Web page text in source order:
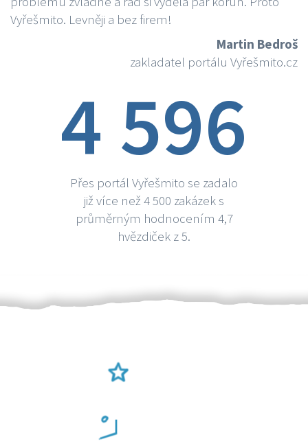
Vyřešmito. Levněji a bez firem!
Martin Bedroš
zakladatel portálu Vyřešmito.cz
4 596
Přes portál Vyřešmito se zadalo
již více než 4 500 zakázek s
průměrným hodnocením 4,7
hvězdiček z 5.